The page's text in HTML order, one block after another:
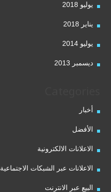
يوليو 2018
يناير 2018
يوليو 2014
ديسمبر 2013
أخبار
الأفضل
الاعلانات الالكترونية
الاعلانات عبر الشبكات الاجتماعية
البيع عبر الانترنت